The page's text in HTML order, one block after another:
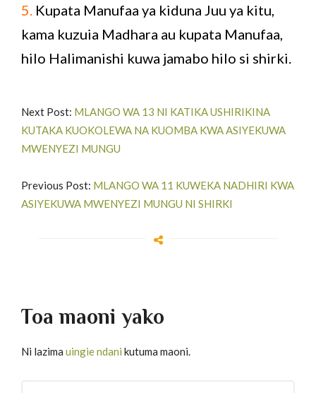
5. Kupata Manufaa ya kiduna Juu ya kitu,
kama kuzuia Madhara au kupata Manufaa,
hilo Halimanishi kuwa jamabo hilo si shirki.
Next Post: MLANGO WA 13 NI KATIKA USHIRIKINA
KUTAKA KUOKOLEWA NA KUOMBA KWA ASIYEKUWA
MWENYEZI MUNGU
Previous Post: MLANGO WA 11 KUWEKA NADHIRI KWA
ASIYEKUWA MWENYEZI MUNGU NI SHIRKI
Toa maoni yako
Ni lazima uingie ndani kutuma maoni.